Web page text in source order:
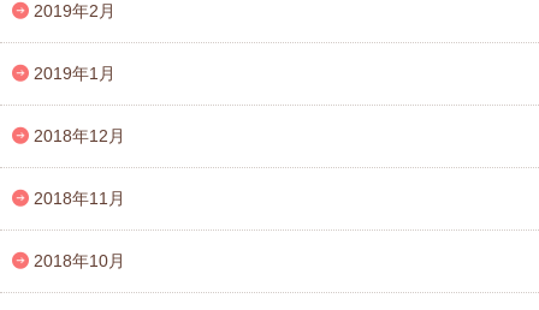
2019年2月
2019年1月
2018年12月
2018年11月
2018年10月